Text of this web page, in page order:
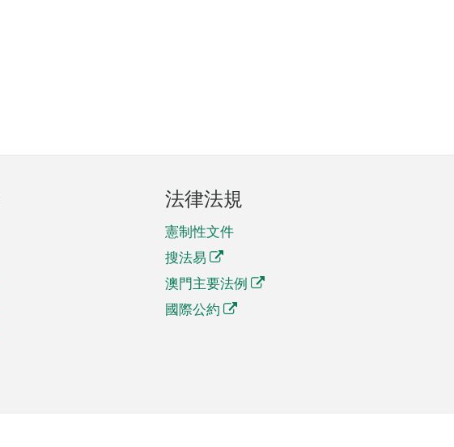
法律法規
憲制性文件
搜法易
澳門主要法例
國際公約